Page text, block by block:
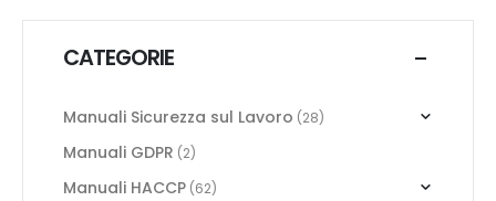
CATEGORIE
Manuali Sicurezza sul Lavoro (28)
Manuali GDPR (2)
Manuali HACCP (62)